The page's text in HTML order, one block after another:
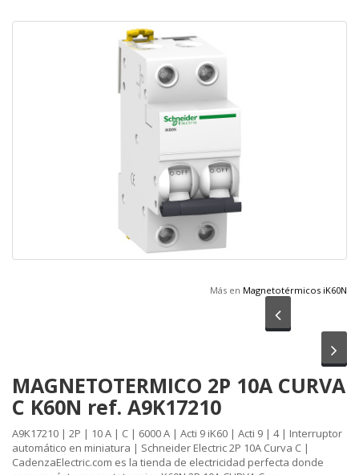
Más en Magnetotérmicos iK60N
Anterior
MAGNETOTERMICO 2P 10A CURVA
C K60N ref. A9K17210
A9K17210 | 2P | 10 A | C | 6000 A | Acti 9 iK60 | Acti 9 | 4 | Interruptor
automático en miniatura | Schneider Electric 2P 10A Curva C |
CadenzaElectric.com es la tienda de electricidad perfecta donde